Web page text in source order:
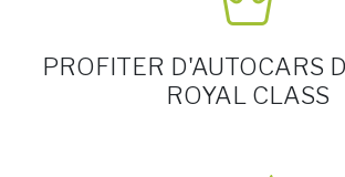
PROFITER D'AUTOCARS
ROYAL CLASS